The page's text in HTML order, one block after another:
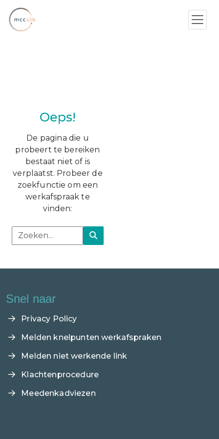
Oeps!
De pagina die u
probeert te bereiken
bestaat niet of is
verplaatst. Probeer de
zoekfunctie om een
werkafspraak te
vinden:
Snel naar
Privacy Policy
Melden knelpunten werkafspraken
Melden niet werkende link
Klachtenprocedure
Meedenkadviezen